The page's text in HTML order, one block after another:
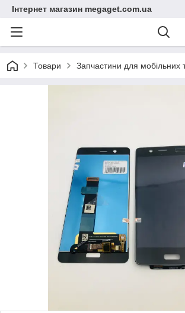
Інтернет магазин megaget.com.ua
Товари Запчастини для мобільних